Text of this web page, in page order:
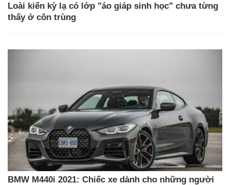
Loài kiến kỳ lạ có lớp "áo giáp sinh học" chưa từng
thấy ở côn trùng
BMW M440i 2021: Chiếc xe dành cho những người